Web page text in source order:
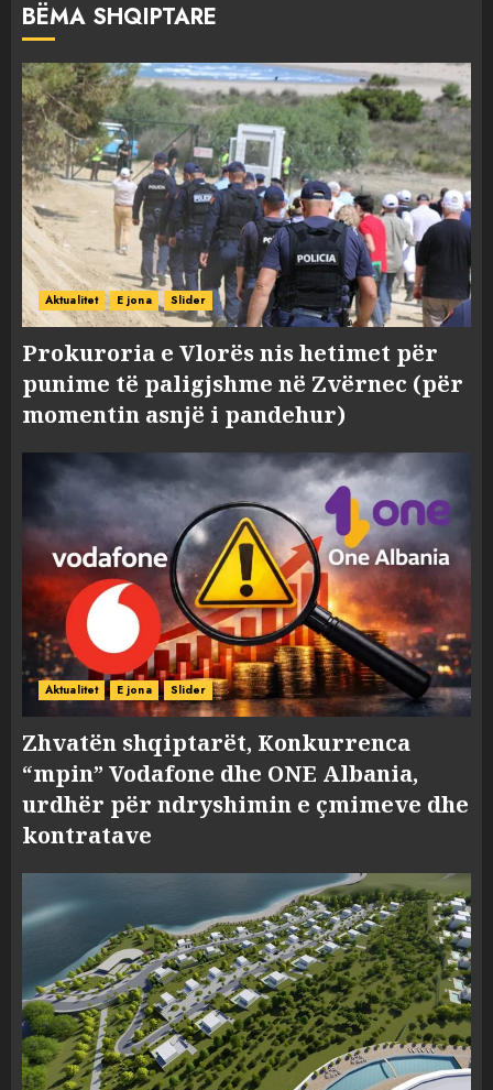
BËMA SHQIPTARE
Aktualitet E jona Slider
Prokuroria e Vlorës nis hetimet për
punime të paligjshme në Zvërnec (për
momentin asnjë i pandehur)
Aktualitet E jona Slider
Zhvatën shqiptarët, Konkurrenca
“mpin” Vodafone dhe ONE Albania,
urdhër për ndryshimin e çmimeve dhe
kontratave